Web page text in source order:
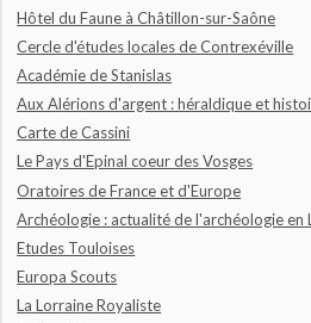
Hôtel du Faune à Châtillon-sur-Saône
Cercle d'études locales de Contrexéville
Académie de Stanislas
Aux Alérions d'argent : héraldique et
Carte de Cassini
Le Pays d'Epinal coeur des Vosges
Oratoires de France et d'Europe
Archéologie : actualité de l'archéologie en
Etudes Touloises
Europa Scouts
La Lorraine Royaliste